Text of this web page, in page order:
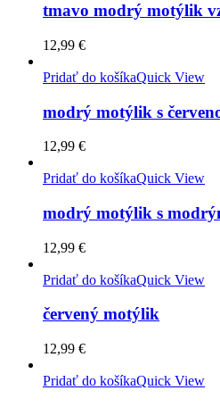
tmavo modrý motýlik
12,99 €
Pridať do košíkaQuick View
modrý motýlik s
12,99 €
Pridať do košíkaQuick View
modrý motýlik s
12,99 €
Pridať do košíkaQuick View
červený motýlik
12,99 €
Pridať do košíkaQuick View